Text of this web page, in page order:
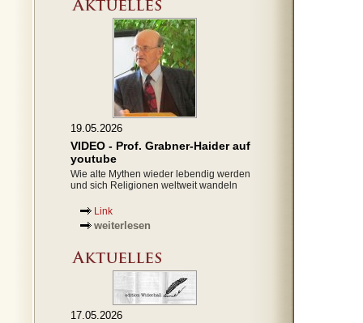
19.05.2026
VIDEO - Prof. Grabner-Haider auf
youtube
Wie alte Mythen wieder lebendig werden
und sich Religionen weltweit wandeln
Link
weiterlesen
17.05.2026